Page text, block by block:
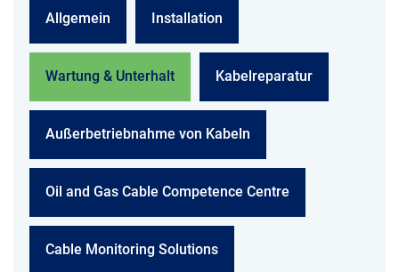
Allgemein Installation
Wartung & Unterhalt Kabelreparatur
Außerbetriebnahme von Kabeln
Oil and Gas Cable Competence Centre
Cable Monitoring Solutions